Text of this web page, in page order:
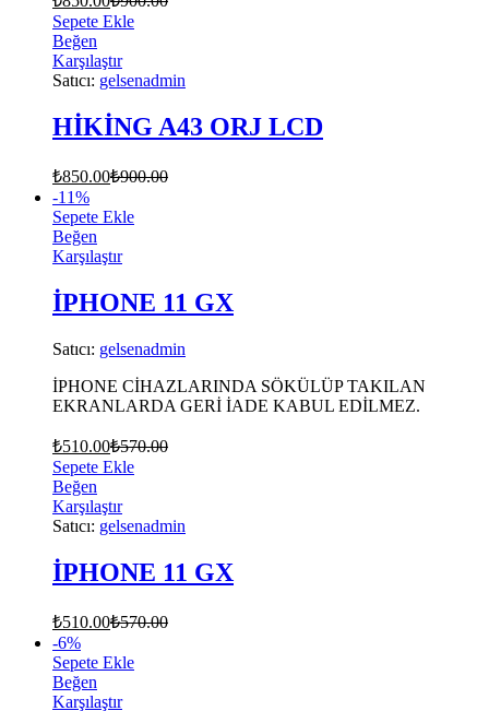
Sepete Ekle
Beğen
Karşılaştır
Satıcı: gelsenadmin
HİKİNG A43 ORJ LCD
₺850.00₺900.00
-11%
Sepete Ekle
Beğen
Karşılaştır
İPHONE 11 GX
Satıcı: gelsenadmin
İPHONE CİHAZLARINDA SÖKÜLÜP TAKILAN
EKRANLARDA GERİ İADE KABUL EDİLMEZ.
₺510.00₺570.00
Sepete Ekle
Beğen
Karşılaştır
Satıcı: gelsenadmin
İPHONE 11 GX
₺510.00₺570.00
-6%
Sepete Ekle
Beğen
Karşılaştır